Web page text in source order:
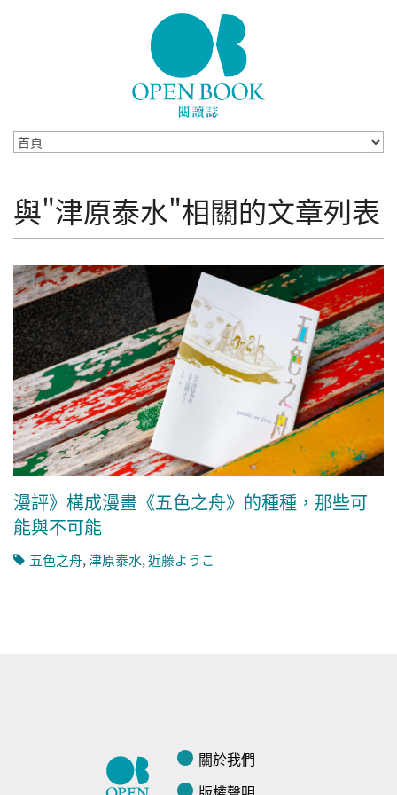
與"津原泰水"相關的文章列表
漫評》構成漫畫《五色之舟》的種種，那些可
能與不可能
五色之舟,津原泰水,近藤ようこ
關於我們